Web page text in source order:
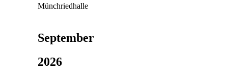
Münchriedhalle
September
2026